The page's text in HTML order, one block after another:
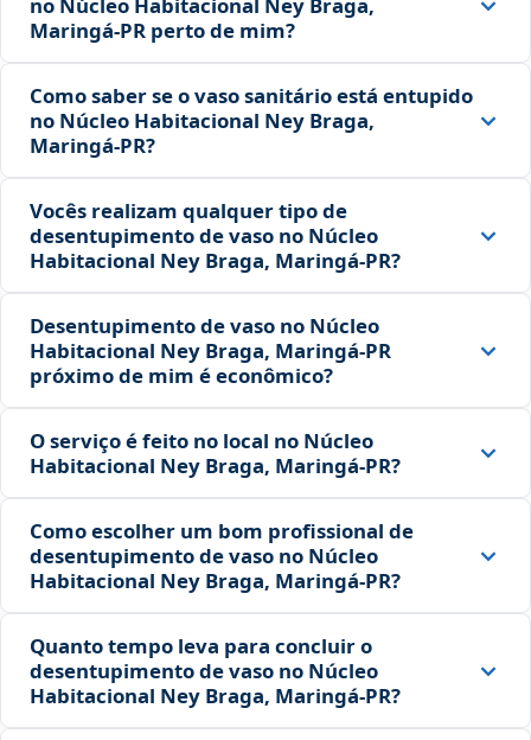
no Núcleo Habitacional Ney Braga,
Maringá‑PR perto de mim?
Como saber se o vaso sanitário está entupido
no Núcleo Habitacional Ney Braga,
Maringá‑PR?
Vocês realizam qualquer tipo de
desentupimento de vaso no Núcleo
Habitacional Ney Braga, Maringá‑PR?
Desentupimento de vaso no Núcleo
Habitacional Ney Braga, Maringá‑PR
próximo de mim é econômico?
O serviço é feito no local no Núcleo
Habitacional Ney Braga, Maringá‑PR?
Como escolher um bom profissional de
desentupimento de vaso no Núcleo
Habitacional Ney Braga, Maringá‑PR?
Quanto tempo leva para concluir o
desentupimento de vaso no Núcleo
Habitacional Ney Braga, Maringá‑PR?